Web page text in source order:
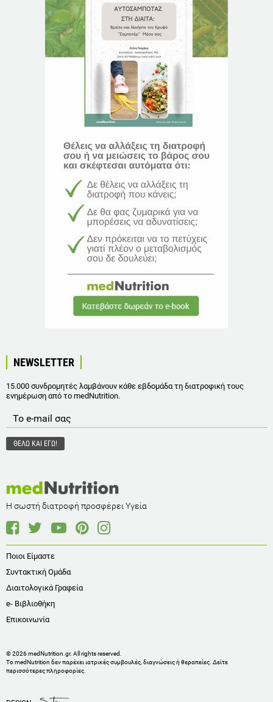
NEWSLETTER
15.000 συνδρομητές λαμβάνουν κάθε εβδομάδα τη διατροφική τους
ενημέρωση από το medNutrition.
Η σωστή διατροφή προσφέρει Υγεία
Ποιοι Είμαστε
Συντακτική Ομάδα
Διαιτολογικά Γραφεία
e- Βιβλιοθήκη
Επικοινωνία
© 2026 medNutrition.gr. All rights reserved.
Το medNutrition δεν παρέχει ιατρικές συμβουλές, διαγνώσεις ή θεραπείες. Δείτε
περισσότερες πληροφορίες